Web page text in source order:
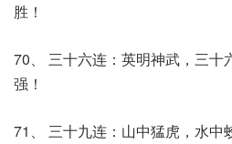
胜！
70、 三十六连：英明神武，三十
强！
71、 三十九连：山中猛虎，水中